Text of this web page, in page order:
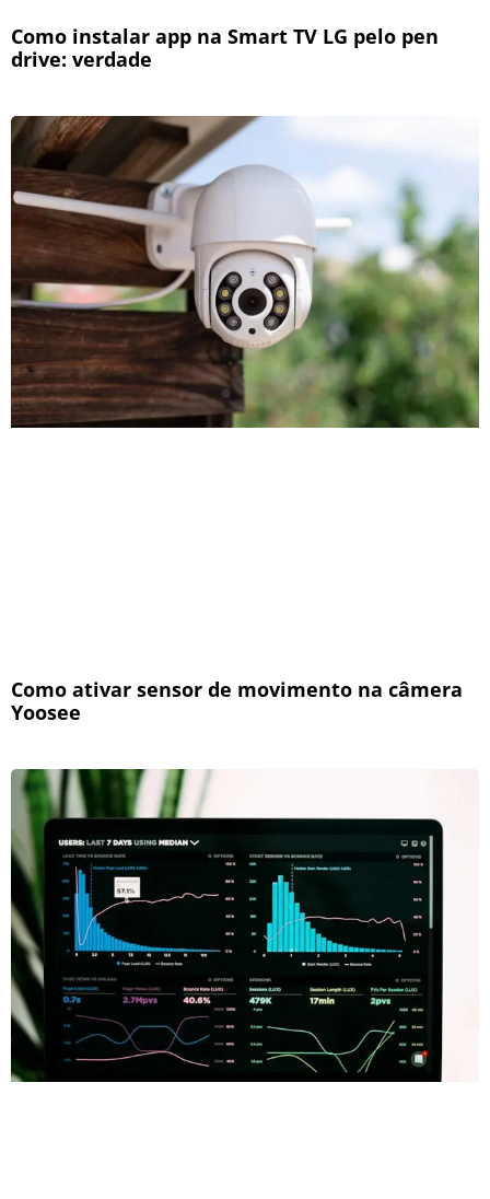
Como instalar app na Smart TV LG pelo pen
drive: verdade
Como ativar sensor de movimento na câmera
Yoosee